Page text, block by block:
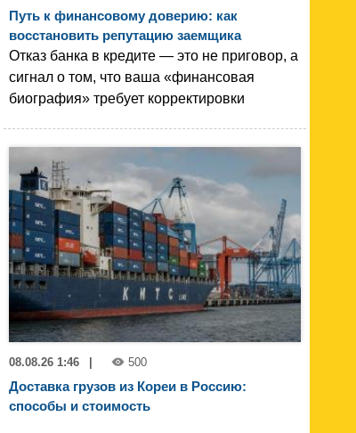
Путь к финансовому доверию: как
восстановить репутацию заемщика
Отказ банка в кредите — это не приговор, а
сигнал о том, что ваша «финансовая
биография» требует корректировки
08.08.26 1:46 500
Доставка грузов из Кореи в Россию:
способы и стоимость